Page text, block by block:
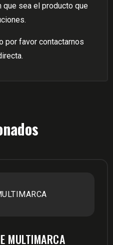
que sea el producto que
por favor contactarnos
MULTIMARCA